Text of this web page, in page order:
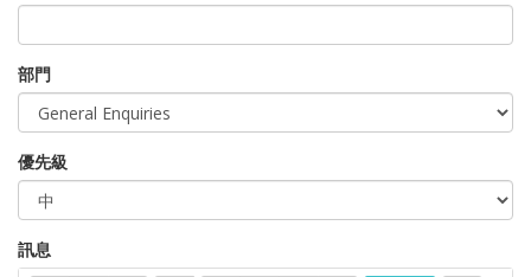
部門
優先級
訊息